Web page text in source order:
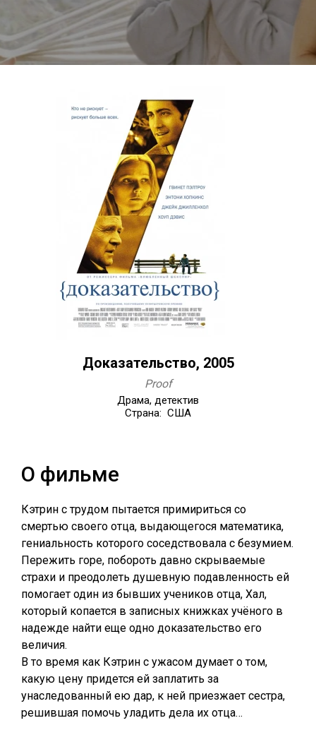
Доказательство, 2005
Proof
Драма, детектив
Страна: США
О фильме
Кэтрин с трудом пытается примириться со
смертью своего отца, выдающегося математика,
гениальность которого соседствовала с безумием.
Пережить горе, побороть давно скрываемые
страхи и преодолеть душевную подавленность ей
помогает один из бывших учеников отца, Хал,
который копается в записных книжках учёного в
надежде найти еще одно доказательство его
величия.
В то время как Кэтрин с ужасом думает о том,
какую цену придется ей заплатить за
унаследованный ею дар, к ней приезжает сестра,
решившая помочь уладить дела их отца…